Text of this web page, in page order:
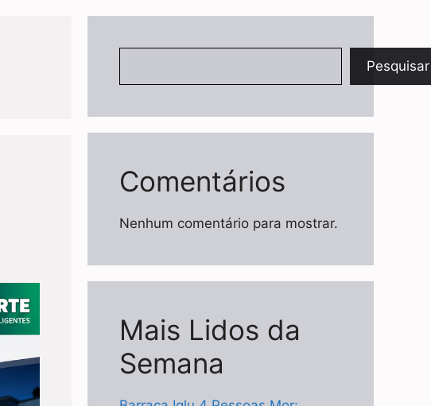
Pesquisar
Comentários
Nenhum comentário para mostrar.
Mais Lidos da
Semana